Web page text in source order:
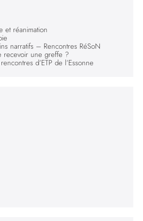
et réanimation
narratifs – Rencontres RéSoN
recevoir une greffe ?
d’ETP de l’Essonne